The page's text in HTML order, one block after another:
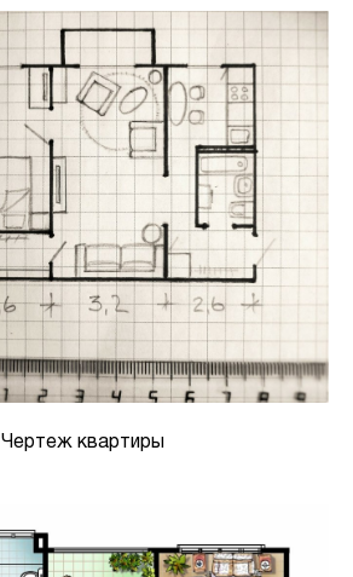
Чертеж квартиры